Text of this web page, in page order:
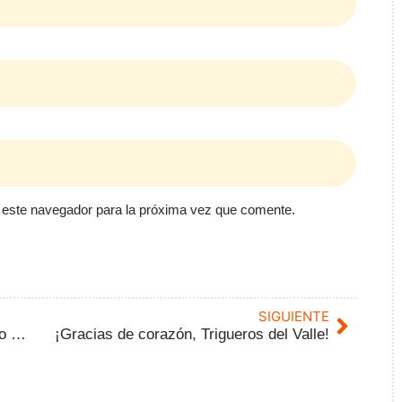
navegador para la próxima vez que comente.
Ginkana de Sensibilización en San Pedro Regalado: Empatía y Solidaridad en nuestras Fiestas
SIGUIENTE
¡Gracias de corazón, Trigueros del Valle!